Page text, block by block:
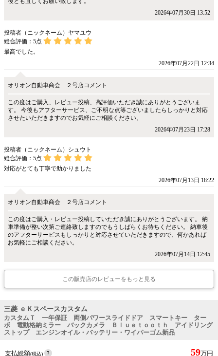
2026年07月30日 13:52
投稿者（ニックネーム）ヤマユウ
総合評価： 5点
最高でした。
2026年07月22日 12:34
オリオン自動車商会 ２号店コメント
この度はご購入、レビュー投稿、高評価いただき誠にありがとうございま
す。 今後もアフターサービス、ご不明な点等ございましたらしっかりと対応
させたいただきますのでお気軽にご相談ください。
2026年07月23日 17:28
投稿者（ニックネーム）シュウト
総合評価： 5点
対応がとても丁寧で助かりました
2026年07月13日 18:22
オリオン自動車商会 ２号店コメント
この度はご購入・レビュー投稿していただき誠にありがとうございます。 納
車準備が整い次第ご連絡致しますのでもうしばらくお待ちください。 納車後
のアフターサービスもしっかりと対応させていただきますので、何かあれば
お気軽にご相談ください。
2026年07月14日 12:45
この販売店のレビューをもっと見る
三菱 ｅＫスペースカスタム
カスタムＴ 一年保証 両側パワースライドドア スマートキー ター
ボ 電動格納ミラー バックカメラ Ｂｌｕｅｔｏｏｔｈ アイドリング
ストップ エンジンオイル・バッテリー・ワイパーゴム新品
支払総額(税込) 59万円